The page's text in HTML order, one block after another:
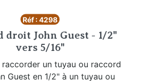
Réf : 4298
droit John Guest - 1/2"
vers 5/16"
raccorder un tuyau ou raccord
Guest en 1/2" à un tuyau ou